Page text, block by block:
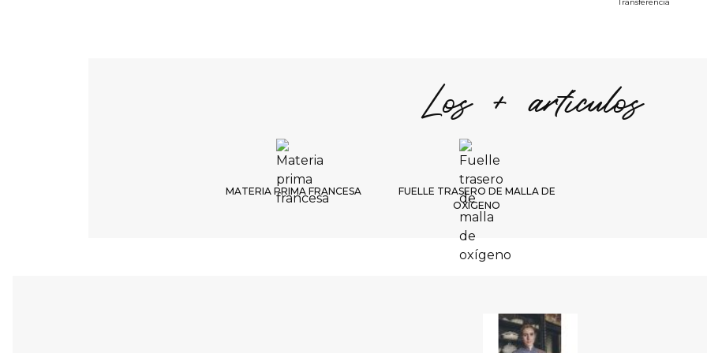
Los + artículos
MATERIA PRIMA FRANCESA
FUELLE TRASERO DE MALLA DE
OXÍGENO